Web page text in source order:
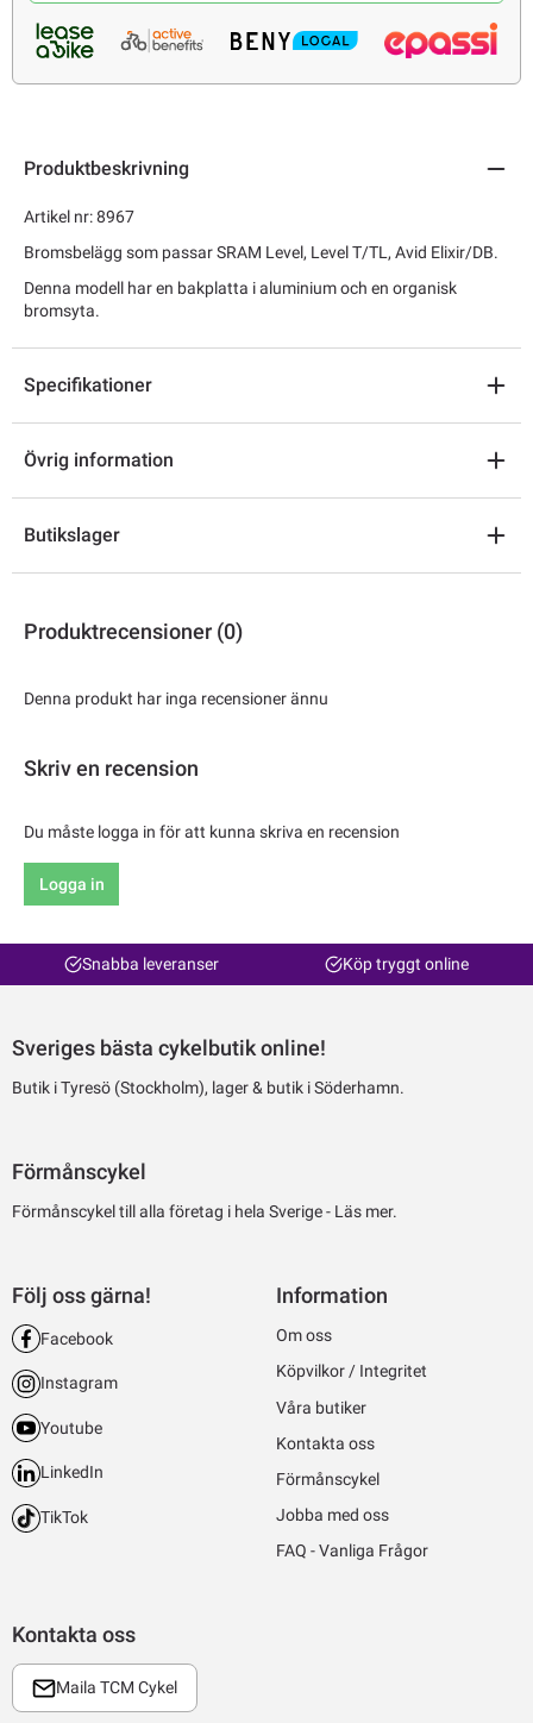
Produktbeskrivning
Artikel nr: 8967
Bromsbelägg som passar SRAM Level, Level T/TL, Avid Elixir/DB.
Denna modell har en bakplatta i aluminium och en organisk
bromsyta.
Specifikationer
Övrig information
Butikslager
Produktrecensioner (0)
Denna produkt har inga recensioner ännu
Skriv en recension
Du måste logga in för att kunna skriva en recension
Logga in
Snabba leveranser Köp tryggt online
Sveriges bästa cykelbutik online!
Butik i Tyresö (Stockholm), lager & butik i Söderhamn.
Förmånscykel
Förmånscykel till alla företag i hela Sverige - Läs mer.
Kontakta oss
Maila TCM Cykel
Följ oss gärna!
Facebook
Instagram
Youtube
LinkedIn
TikTok
Information
Om oss
Köpvilkor / Integritet
Våra butiker
Kontakta oss
Förmånscykel
Jobba med oss
FAQ - Vanliga Frågor